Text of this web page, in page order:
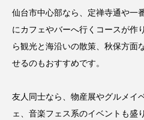
仙台市中心部なら、定禅寺通や一
にカフェやバーへ行くコースが作
ら観光と海沿いの散策、秋保方面
せるのもおすすめです。
友人同士なら、物産展やグルメイ
ェ、音楽フェス系のイベントも盛